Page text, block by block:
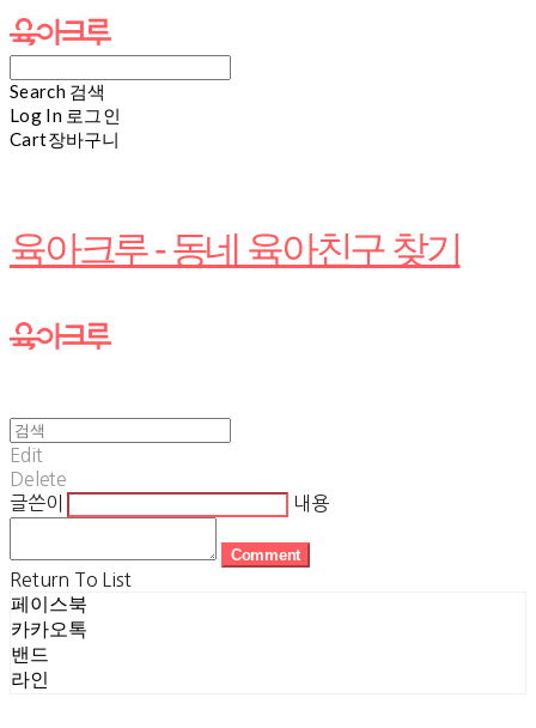
Search 검색
Log In 로그인
Cart장바구니
육아크루 - 동네 육아친구 찾기
Edit
Delete
글쓴이
내용
Comment
Return To List
페이스북
카카오톡
밴드
라인